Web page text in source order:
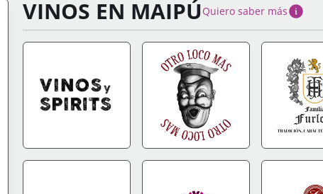
VINOS EN MAIPÚQuiero saber más
IR A TIENDA +INFO IR A TIENDA +INFO IR A TIENDA